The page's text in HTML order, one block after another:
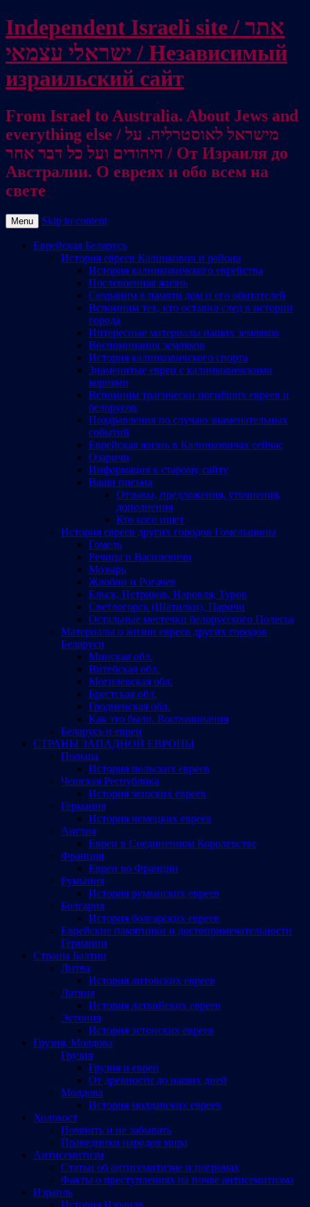
Independent Israeli site / אתר
ישראלי עצמאי / Независимый
израильский сайт
From Israel to Australia. About Jews and
everything else / מישראל לאוסטרליה. על
היהודים ועל כל דבר אחר / От Израиля до
Австралии. О евреях и обо всем на
свете
Menu Skip to content
Еврейская Беларусь
История евреев Калинкович и района
История калинковичского еврейства
Послевоенная жизнь
Сохраним в памяти дом и его обитателей
Вспомним тех, кто оставил след в истории
города
Интересные материалы наших земляков
Воспоминания земляков
История калинковичского спорта
Знаменитые евреи с калинковичскими
корнями
Вспомним трагически погибших евреев и
белорусов
Поздравления по случаю знаменательных
событий
Еврейская жизнь в Калинковичах сейчас
Озаричи
Информация к старому сайту
Ваши письма
Отзывы, предложения, уточнения,
дополнения
Кто кого ищет
История евреев других городов Гомельщины
Гомель
Речица и Василевичи
Мозырь
Жлобин и Рогачев
Ельск, Петриков, Наровля, Туров
Светлогорск (Шатилки), Паричи
Остальные местечки белорусского Полесья
Материалы о жизни евреев других городов
Беларуси
Минская обл.
Витебская обл.
Могилевская обл.
Брестская обл.
Гродненская обл.
Как это было. Воспоминания
Беларусь и евреи
СТРАНЫ ЗАПАДНОЙ ЕВРОПЫ
Польша
История польских евреев
Чешская Республика
История чешских евреев
Германия
История немецких евреев
Англия
Евреи в Соединенном Королевстве
Франция
Евреи во Франции
Румыния
История румынских евреев
Болгария
История болгарских евреев
Еврейские памятники и достопримечательности
Германии
Страны Балтии
Литва
История литовских евреев
Латвия
История латвийских евреев
Эстония
История эстонских евреев
Грузия, Молдова
Грузия
Грузия и евреи
От древности до наших дней
Молдова
История молдавских евреев
Холокост
Помнить и не забывать
Праведники народов мира
Антисемитизм
Статьи об антисемитизме и погромах
Факты о преступлениях на почве антисемитизма
Израиль
История Израиля